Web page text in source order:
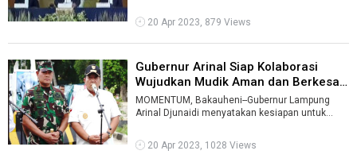
20 Apr 2023, 879 Views
Gubernur Arinal Siap Kolaborasi
Wujudkan Mudik Aman dan Berkesan
...
MOMENTUM, Bakauheni--Gubernur Lampung
Arinal Djunaidi menyatakan kesiapan untuk
20 Apr 2023, 1028 Views